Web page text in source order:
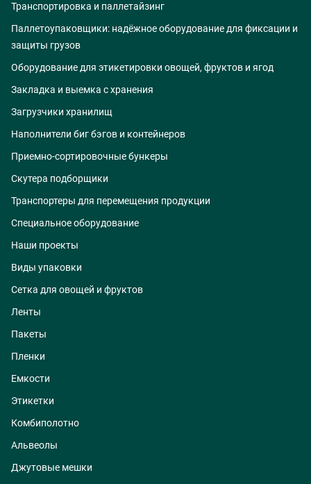
Транспортировка и паллетайзинг
Паллетоупаковщики: надёжное оборудование для фиксации и
защиты грузов
Оборудование для этикетировки овощей, фруктов и ягод
Закладка и выемка с хранения
Загрузчики хранилищ
Наполнители биг бэгов и контейнеров
Приемно-сортировочные бункеры
Скутера подборщики
Транспортеры для перемещения продукции
Специальное оборудование
Наши проекты
Виды упаковки
Сетка для овощей и фруктов
Ленты
Пакеты
Пленки
Емкости
Этикетки
Комбиполотно
Альвеолы
Джутовые мешки